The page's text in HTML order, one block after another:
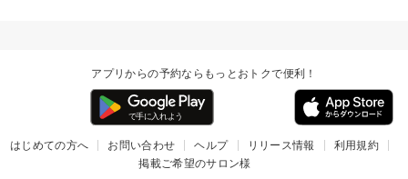
アプリからの予約ならもっとおトクで便利！
はじめての方へ お問い合わせ ヘルプ リリース情報
利用規約
掲載ご希望のサロン様